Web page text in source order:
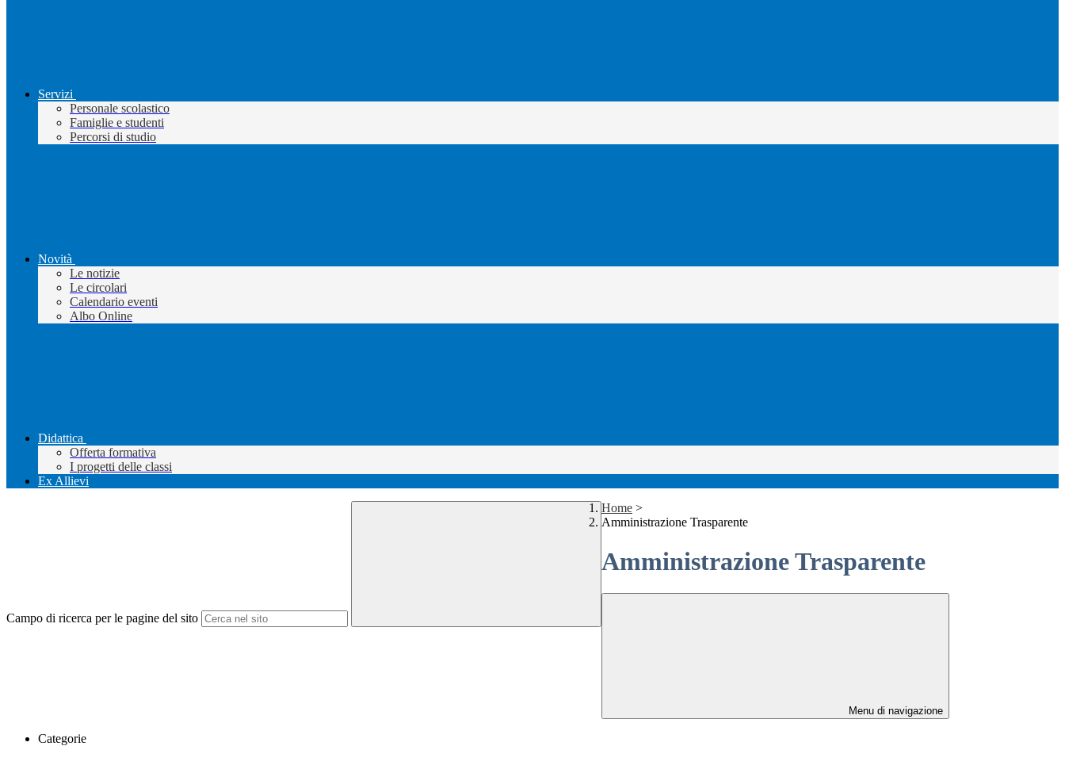
Servizi
Personale scolastico
Famiglie e studenti
Percorsi di studio
Novità
Le notizie
Le circolari
Calendario eventi
Albo Online
Didattica
Offerta formativa
I progetti delle classi
Ex Allievi
Campo di ricerca per le pagine del sito
Home >
Amministrazione Trasparente
Amministrazione Trasparente
Menu di navigazione
Categorie